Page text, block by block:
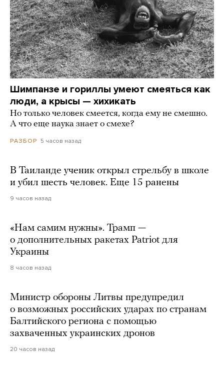
Шимпанзе и гориллы умеют смеяться как
люди, а крысы — хихикать
Но только человек смеется, когда ему не смешно.
А что еще наука знает о смехе?
РАЗБОР 5 часов назад
В Таиланде ученик открыл стрельбу в школе
и убил шесть человек. Еще 15 ранены
9 часов назад
«Нам самим нужны». Трамп —
о дополнительных ракетах Patriot для
Украины
8 часов назад
Министр обороны Литвы предупредил
о возможных российских ударах по странам
Балтийского региона с помощью
захваченных украинских дронов
20 часов назад